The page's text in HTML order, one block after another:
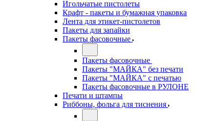
Игольчатые пистолеты
Крафт - пакеты и бумажная упаковка
Лента для этикет-пистолетов
Пакеты для запайки
Пакеты фасовочные
Пакеты фасовочные
Пакеты "МАЙКА" без печати
Пакеты "МАЙКА" с печатью
Пакеты фасовочные в РУЛОНЕ
Печати и штампы
Риббоны, фольга для тиснения